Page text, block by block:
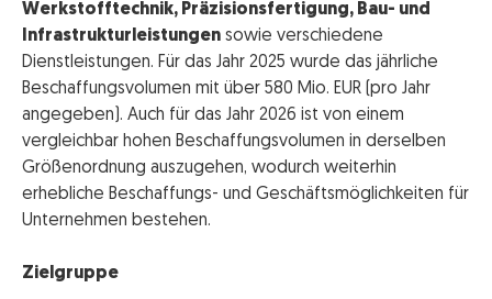
Werkstofftechnik, Präzisionsfertigung, Bau- und
Infrastrukturleistungen sowie verschiedene
Dienstleistungen. Für das Jahr 2025 wurde das jährliche
Beschaffungsvolumen mit über 580 Mio. EUR (pro Jahr
angegeben). Auch für das Jahr 2026 ist von einem
vergleichbar hohen Beschaffungsvolumen in derselben
Größenordnung auszugehen, wodurch weiterhin
erhebliche Beschaffungs- und Geschäftsmöglichkeiten für
Unternehmen bestehen.
Zielgruppe